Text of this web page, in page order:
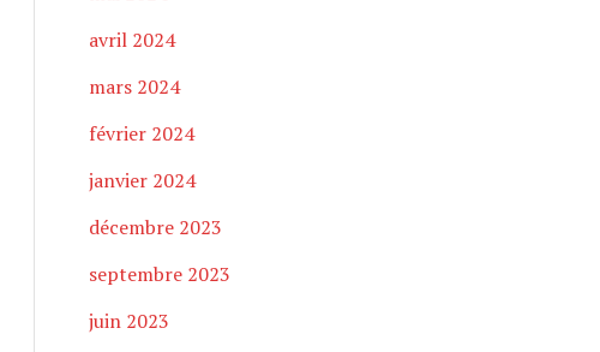
avril 2024
mars 2024
février 2024
janvier 2024
décembre 2023
septembre 2023
juin 2023